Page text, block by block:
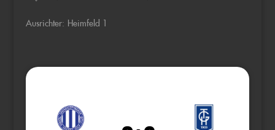
Ausrichter: Heimfeld 1